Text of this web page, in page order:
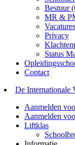
Bestuur
MR &
Privacy
Status
Contact
De Internationale
Aanmelden
Aanmelden
Liftklas